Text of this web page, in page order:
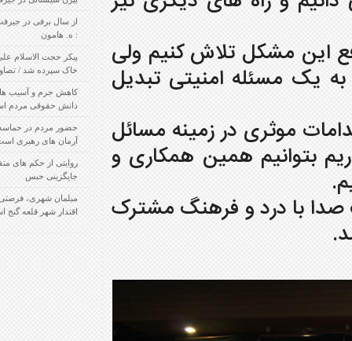
کنیم ولی
تبدیل
مسائل
همکاری و
مشترک
از سال برفی در جیرفت تا جشنواره برف / نویسنده
پیکر حجت الاسلام علی زادسر جیرفتی تشییع و به
خاک سپرده شد / تصاویر
کاهش جرم و آسیب های اجتماعی در گرو افزایش
حضور مردم در حماسه نهم دی حمایت از انقلاب و
آرمان های رهبری است / تصاویر
روایتی از حکم های متفاوت قاضی کرمانی در
مبلمان شهری، فرصتی بزرگ برای تحول سازی و
اقتدار شهر قلعه گنج است